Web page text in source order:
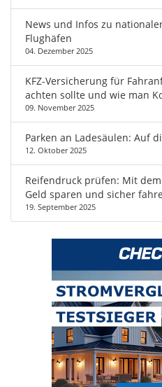
News und Infos zu
Flughäfen
04. Dezember 2025
KFZ-Versicherung für
achten sollte und wie man
09. November 2025
Parken an Ladesäulen: Auf
12. Oktober 2025
Reifendruck prüfen: Mit
Geld sparen und sicher
19. September 2025